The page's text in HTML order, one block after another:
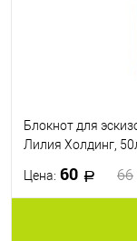
Блокнот для
Лилия Холдинг,
Цена: 60 66